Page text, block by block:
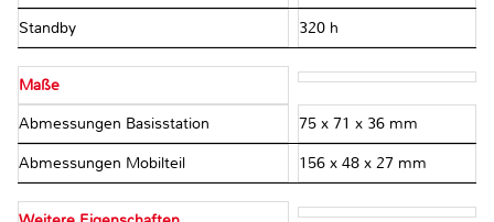
Standby 320 h
Maße
Abmessungen Basisstation 75 x 71 x 36 mm
Abmessungen Mobilteil 156 x 48 x 27 mm